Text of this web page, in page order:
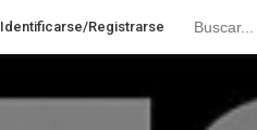
Identificarse/Registrarse